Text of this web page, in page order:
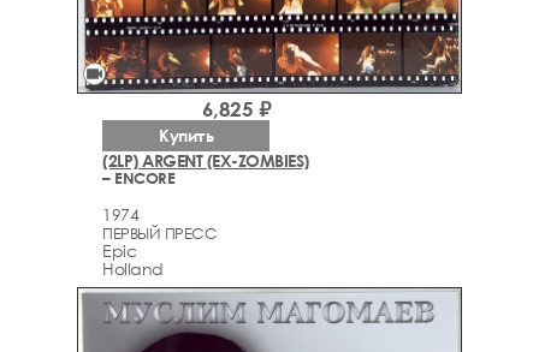
videocam
(2LP) ARGENT (EX-ZOMBIES)
– ENCORE
1974
ПЕРВЫЙ ПРЕСС
Epic
Holland
6,825 ₽
Купить